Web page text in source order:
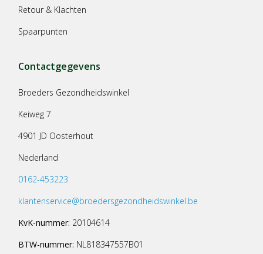
Retour & Klachten
Spaarpunten
Contactgegevens
Broeders Gezondheidswinkel
Keiweg 7
4901 JD Oosterhout
Nederland
0162-453223
klantenservice@broedersgezondheidswinkel.be
KvK-nummer: 20104614
BTW-nummer: NL818347557B01